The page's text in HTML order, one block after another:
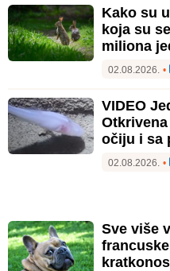
Kako su
koja su
miliona
02.08.2026. •
VIDEO
očiju i sa
02.08.2026. •
Sve više